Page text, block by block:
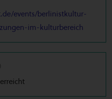
events/berlinistkultur-
im-kulturbereich